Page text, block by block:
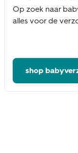
Op zoek naar
alles voor de
shop